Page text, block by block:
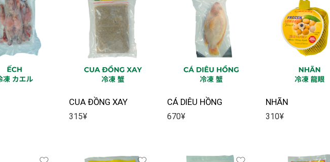
CUA ĐỒNG XAY
315¥
CÁ DIÊU HỒNG
670¥
NHÃN
310¥